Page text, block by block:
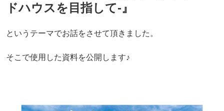
ドハウスを目指して-』
というテーマでお話をさせて頂きました。
そこで使用した資料を公開します♪